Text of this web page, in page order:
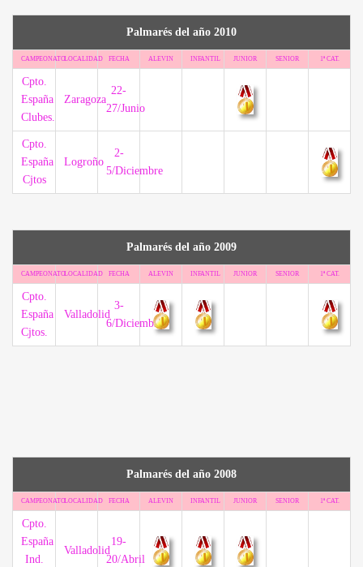
Palmarés del año 2010
CAMPEONATOLOCALIDAD FECHA ALEVIN INFANTIL JUNIOR SENIOR 1ª CAT.
Cpto.
España
Clubes.
Zaragoza
22-
27/Junio
Cpto.
España
Cjtos
Logroño
2-
5/Diciembre
Palmarés del año 2009
CAMPEONATOLOCALIDAD FECHA ALEVIN INFANTIL JUNIOR SENIOR 1ª CAT.
Cpto.
España
Cjtos.
Valladolid
3-
6/Diciembre
Palmarés del año 2008
CAMPEONATOLOCALIDAD FECHA ALEVIN INFANTIL JUNIOR SENIOR 1ª CAT.
Cpto.
España
Ind.
Valladolid
19-
20/Abril